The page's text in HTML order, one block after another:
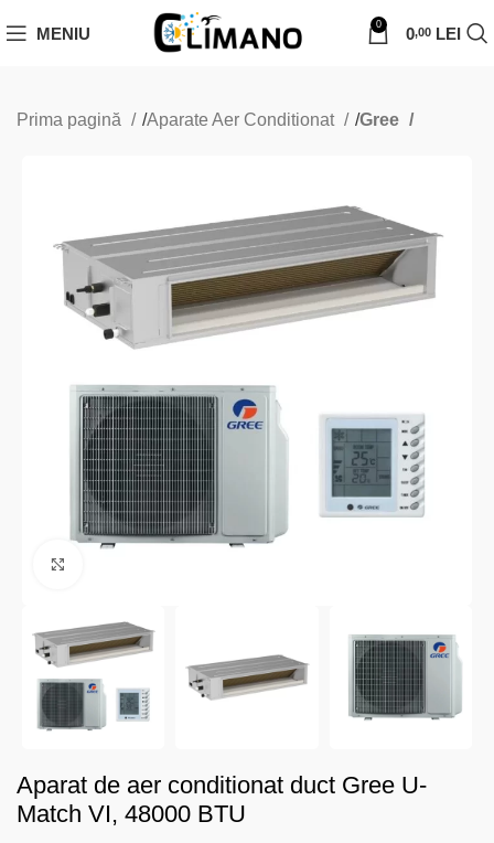
MENIU 0 0,00 LEI
Prima pagină Aparate Aer Conditionat Gree
Aparat de aer conditionat duct Gree U-
Match VI, 48000 BTU